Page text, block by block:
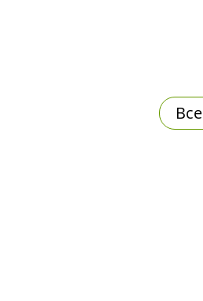
Все